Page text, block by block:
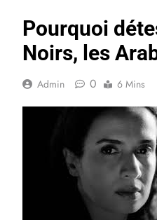
Pourquoi
Noirs, les
Admin 0 6 Mins